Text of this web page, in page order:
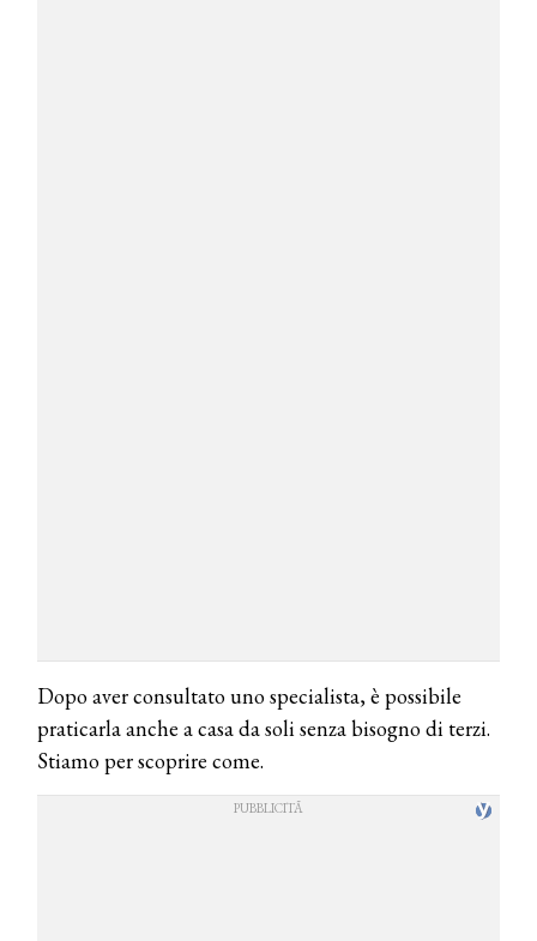
Dopo aver consultato uno specialista, è possibile
praticarla anche a casa da soli senza bisogno di terzi.
Stiamo per scoprire come.